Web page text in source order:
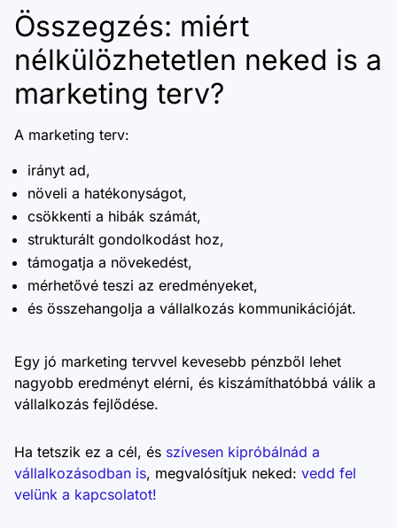
Összegzés: miért
nélkülözhetetlen neked is a
marketing terv?
A marketing terv:
irányt ad,
növeli a hatékonyságot,
csökkenti a hibák számát,
strukturált gondolkodást hoz,
támogatja a növekedést,
mérhetővé teszi az eredményeket,
és összehangolja a vállalkozás kommunikációját.
Egy jó marketing tervvel kevesebb pénzből lehet
nagyobb eredményt elérni, és kiszámíthatóbbá válik a
vállalkozás fejlődése.
Ha tetszik ez a cél, és szívesen kipróbálnád a
vállalkozásodban is, megvalósítjuk neked: vedd fel
velünk a kapcsolatot!